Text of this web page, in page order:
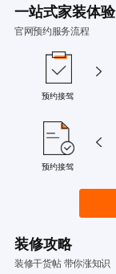
一站式家装体验
官网预约服务流程
预约接驾
预约接驾
装修攻略
装修干货帖 带你涨知识